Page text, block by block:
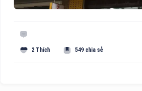
2 Thích 549 chia sẻ